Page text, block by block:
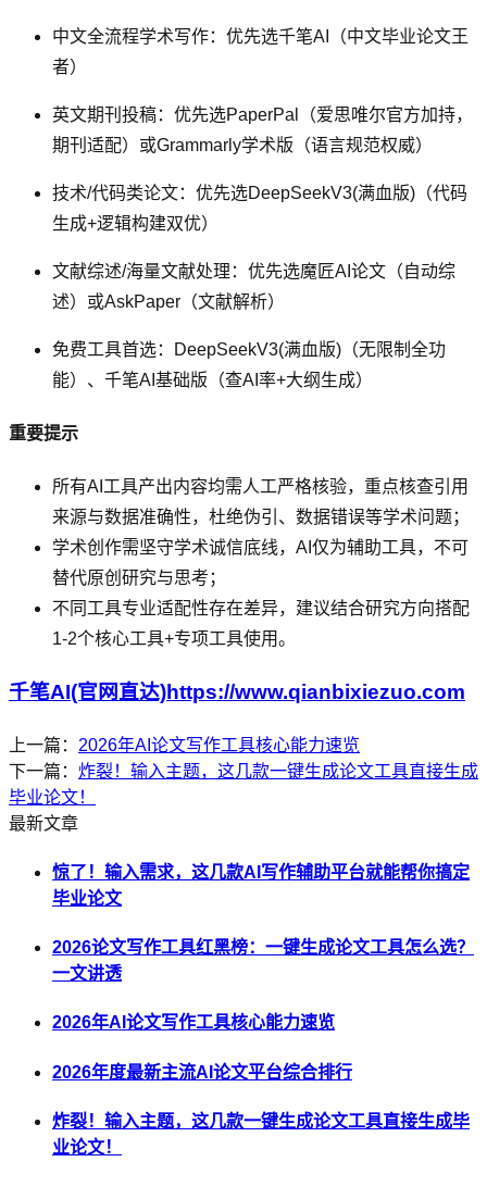
中文全流程学术写作：优先选千笔AI（中文毕业论文王
者）
英文期刊投稿：优先选PaperPal（爱思唯尔官方加持，
期刊适配）或Grammarly学术版（语言规范权威）
技术/代码类论文：优先选DeepSeekV3(满血版)（代码
生成+逻辑构建双优）
文献综述/海量文献处理：优先选魔匠AI论文（自动综
述）或AskPaper（文献解析）
免费工具首选：DeepSeekV3(满血版)（无限制全功
能）、千笔AI基础版（查AI率+大纲生成）
重要提示
所有AI工具产出内容均需人工严格核验，重点核查引用
来源与数据准确性，杜绝伪引、数据错误等学术问题；
学术创作需坚守学术诚信底线，AI仅为辅助工具，不可
替代原创研究与思考；
不同工具专业适配性存在差异，建议结合研究方向搭配
1-2个核心工具+专项工具使用。
千笔AI(官网直达)https://www.qianbixiezuo.com
上一篇： 2026年AI论文写作工具核心能力速览
下一篇： 炸裂！输入主题，这几款一键生成论文工具直接生成
毕业论文！
最新文章
惊了！输入需求，这几款AI写作辅助平台就能帮你搞定
毕业论文
2026论文写作工具红黑榜：一键生成论文工具怎么选？
一文讲透
2026年AI论文写作工具核心能力速览
2026年度最新主流AI论文平台综合排行
炸裂！输入主题，这几款一键生成论文工具直接生成毕
业论文！